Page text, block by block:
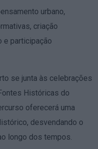
urbano,
criação
e participação
se junta às celebrações
Históricas do
oferecerá uma
desvendando o
longo dos tempos.